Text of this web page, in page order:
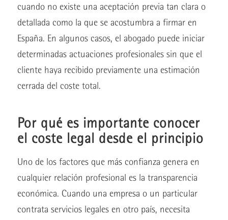
cuando no existe una aceptación previa tan clara o
detallada como la que se acostumbra a firmar en
España. En algunos casos, el abogado puede iniciar
determinadas actuaciones profesionales sin que el
cliente haya recibido previamente una estimación
cerrada del coste total.
Por qué es importante conocer
el coste legal desde el principio
Uno de los factores que más confianza genera en
cualquier relación profesional es la transparencia
económica. Cuando una empresa o un particular
contrata servicios legales en otro país, necesita